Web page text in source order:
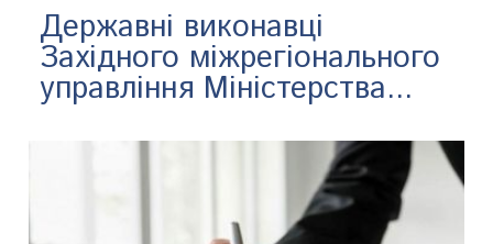
Державні виконавці
Західного міжрегіонального
управління Міністерства...